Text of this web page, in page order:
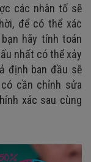
các nhân tố sẽ
để có thể xác
hãy tính toán
nhất có thể xảy
định ban đầu sẽ
cần chỉnh sửa
xác sau cùng